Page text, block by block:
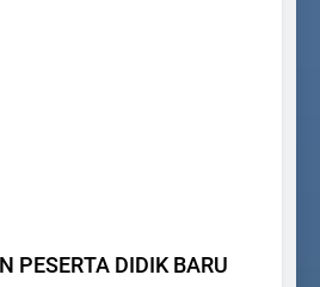
PESERTA DIDIK BARU